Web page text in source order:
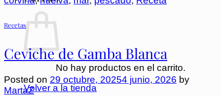
No hay productos en el carrito.
Volver a la tienda
Recetas
Ceviche de Gamba Blanca
Posted on 29 octubre, 20254 junio, 2026 by
MartaZ